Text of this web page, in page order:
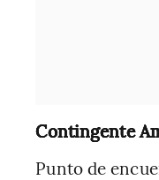
Contingente
Punto de